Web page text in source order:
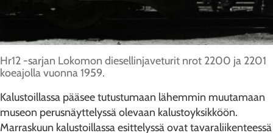
Hr12 -sarjan Lokomon diesellinjaveturit nrot 2200 ja 2201
koeajolla vuonna 1959.
Kalustoillassa pääsee tutustumaan lähemmin muutamaan
museon perusnäyttelyssä olevaan kalustoyksikköön.
Marraskuun kalustoillassa esittelyssä ovat tavaraliikenteessä